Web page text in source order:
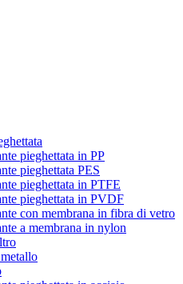
pieghettata in PP
pieghettata PES
pieghettata in PTFE
pieghettata in PVDF
con membrana in fibra di vetro
a membrana in nylon